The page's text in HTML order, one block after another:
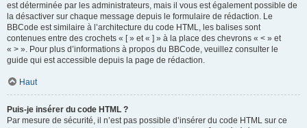
est déterminée par les administrateurs, mais il vous est également possible de
la désactiver sur chaque message depuis le formulaire de rédaction. Le
BBCode est similaire à l’architecture du code HTML, les balises sont
contenues entre des crochets « [ » et « ] » à la place des chevrons « < » et
« > ». Pour plus d’informations à propos du BBCode, veuillez consulter le
guide qui est accessible depuis la page de rédaction.
Haut
Puis-je insérer du code HTML ?
Par mesure de sécurité, il n’est pas possible d’insérer du code HTML sur ce